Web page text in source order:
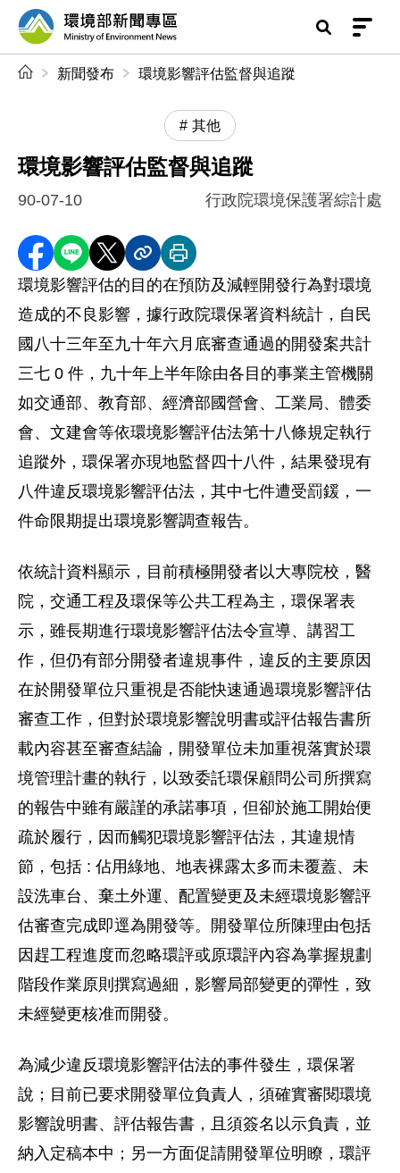
前往中央內容區塊
環境部新聞專區
新聞發布 環境影響評估監督與追蹤
其他
環境影響評估監督與追蹤
90-07-10 行政院環境保護署綜計處
分享至 Facebook
分享到 LINE
分享到 X分享內容連結
列印本頁
環境影響評估的目的在預防及減輕開發行為對環境
造成的不良影響，據行政院環保署資料統計，自民
國八十三年至九十年六月底審查通過的開發案共計
三七 0 件，九十年上半年除由各目的事業主管機關
如交通部、教育部、經濟部國營會、工業局、體委
會、文建會等依環境影響評估法第十八條規定執行
追蹤外，環保署亦現地監督四十八件，結果發現有
八件違反環境影響評估法，其中七件遭受罰鍰，一
件命限期提出環境影響調查報告。
依統計資料顯示，目前積極開發者以大專院校，醫
院，交通工程及環保等公共工程為主，環保署表
示，雖長期進行環境影響評估法令宣導、講習工
作，但仍有部分開發者違規事件，違反的主要原因
在於開發單位只重視是否能快速通過環境影響評估
審查工作，但對於環境影響說明書或評估報告書所
載內容甚至審查結論，開發單位未加重視落實於環
境管理計畫的執行，以致委託環保顧問公司所撰寫
的報告中雖有嚴謹的承諾事項，但卻於施工開始便
疏於履行，因而觸犯環境影響評估法，其違規情
節，包括 : 佔用綠地、地表裸露太多而未覆蓋、未
設洗車台、棄土外運、配置變更及未經環境影響評
估審查完成即逕為開發等。開發單位所陳理由包括
因趕工程進度而忽略環評或原環評內容為掌握規劃
階段作業原則撰寫過細，影響局部變更的彈性，致
未經變更核准而開發。
為減少違反環境影響評估法的事件發生，環保署
說；目前已要求開發單位負責人，須確實審閱環境
影響說明書、評估報告書，且須簽名以示負責，並
納入定稿本中；另一方面促請開發單位明瞭，環評